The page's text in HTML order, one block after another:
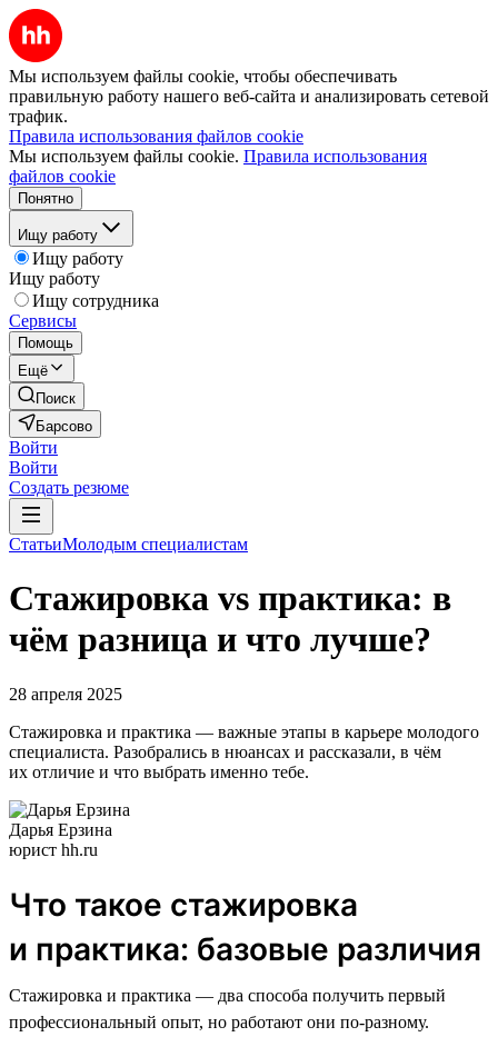
Мы используем файлы cookie, чтобы обеспечивать
правильную работу нашего веб-сайта и анализировать сетевой
трафик.
Правила использования файлов cookie
Мы используем файлы cookie. Правила использования
файлов cookie
Понятно
Ищу работу
Ищу работу
Ищу работу
Ищу сотрудника
Сервисы
Помощь
Ещё
Поиск
Барсово
Войти
Войти
Создать резюме
СтатьиМолодым специалистам
Стажировка vs практика: в
чём разница и что лучше?
28 апреля 2025
Стажировка и практика — важные этапы в карьере молодого
специалиста. Разобрались в нюансах и рассказали, в чём
их отличие и что выбрать именно тебе.
Дарья Ерзина
юрист hh.ru
Что такое стажировка
и практика: базовые различия
Стажировка и практика — два способа получить первый
профессиональный опыт, но работают они по-разному.